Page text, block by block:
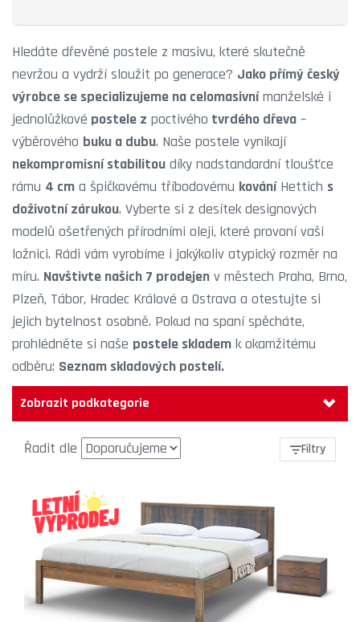
Hledáte dřevěné postele z masivu, které skutečně
nevržou a vydrží sloužit po generace? Jako přímý český
výrobce se specializujeme na celomasivnímanželské i
jednolůžkové postele z poctivého tvrdého dřeva –
výběrového buku a dubu. Naše postele vynikají
nekompromisní stabilitou díky nadstandardní tloušťce
rámu 4 cm a špičkovému tříbodovému kováníHettich s
doživotní zárukou. Vyberte si z desítek designových
modelů ošetřených přírodními oleji, které provoní vaši
ložnici. Rádi vám vyrobíme i jakýkoliv atypický rozměr na
míru. Navštivte našich 7 prodejen v městech Praha, Brno,
Plzeň, Tábor, Hradec Králové a Ostrava a otestujte si
jejich bytelnost osobně. Pokud na spaní spěcháte,
prohlédněte si naše postele skladem k okamžitému
odběru: Seznam skladových postelí.
Zobrazit podkategorie
Řadit dle Filtry